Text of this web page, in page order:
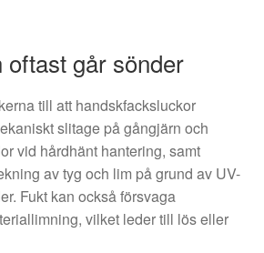
oftast går sönder
till att handskfacksluckor
slitage på gångjärn och
vid hårdhänt hantering, samt
av tyg och lim på grund av UV-
Fukt kan också försvaga
vilket leder till lös eller